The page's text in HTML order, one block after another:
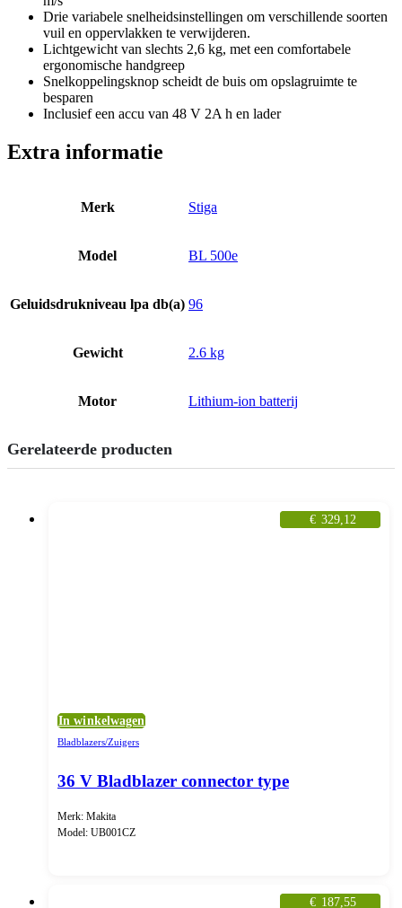
Drie variabele snelheidsinstellingen om verschillende soorten
vuil en oppervlakken te verwijderen.
Lichtgewicht van slechts 2,6 kg, met een comfortabele
ergonomische handgreep
Snelkoppelingsknop scheidt de buis om opslagruimte te
besparen
Inclusief een accu van 48 V 2A h en lader
Extra informatie
Merk Stiga
Model BL 500e
Geluidsdrukniveau lpa db(a) 96
Gewicht 2.6 kg
Motor Lithium-ion batterij
Gerelateerde producten
€ 329,12
In winkelwagen
Bladblazers/Zuigers
36 V Bladblazer connector type
Merk: Makita
Model: UB001CZ
€ 187,55